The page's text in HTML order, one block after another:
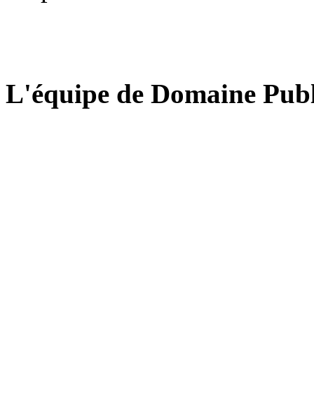
L'équipe de Domaine